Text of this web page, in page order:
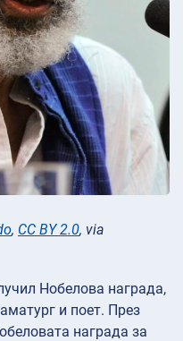
, CC BY 2.0, via
Нобелова награда,
и поет. През
награда за